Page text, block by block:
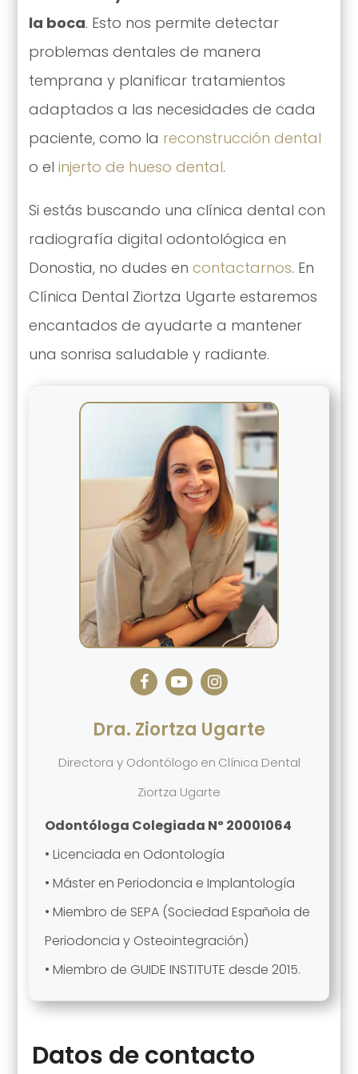
la boca. Esto nos permite detectar
problemas dentales de manera
temprana y planificar tratamientos
adaptados a las necesidades de cada
paciente, como la reconstrucción dental
o el injerto de hueso dental.
Si estás buscando una clínica dental con
radiografía digital odontológica en
Donostia, no dudes en contactarnos. En
Clínica Dental Ziortza Ugarte estaremos
encantados de ayudarte a mantener
una sonrisa saludable y radiante.
Dra. Ziortza Ugarte
Directora y Odontólogo en Clínica Dental
Ziortza Ugarte
Odontóloga Colegiada Nº 20001064
• Licenciada en Odontología
• Máster en Periodoncia e Implantología
• Miembro de SEPA (Sociedad Española de
Periodoncia y Osteointegración)
• Miembro de GUIDE INSTITUTE desde 2015.
Datos de contacto